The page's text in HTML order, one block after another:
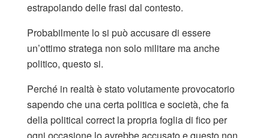
estrapolando delle frasi dal contesto.
Probabilmente lo si può accusare di essere
un’ottimo stratega non solo militare ma anche
politico, questo si.
Perché in realtà è stato volutamente provocatorio
sapendo che una certa politica e società, che fa
della political correct la propria foglia di fico per